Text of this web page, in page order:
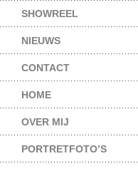
SHOWREEL
NIEUWS
CONTACT
HOME
OVER MIJ
PORTRETFOTO’S